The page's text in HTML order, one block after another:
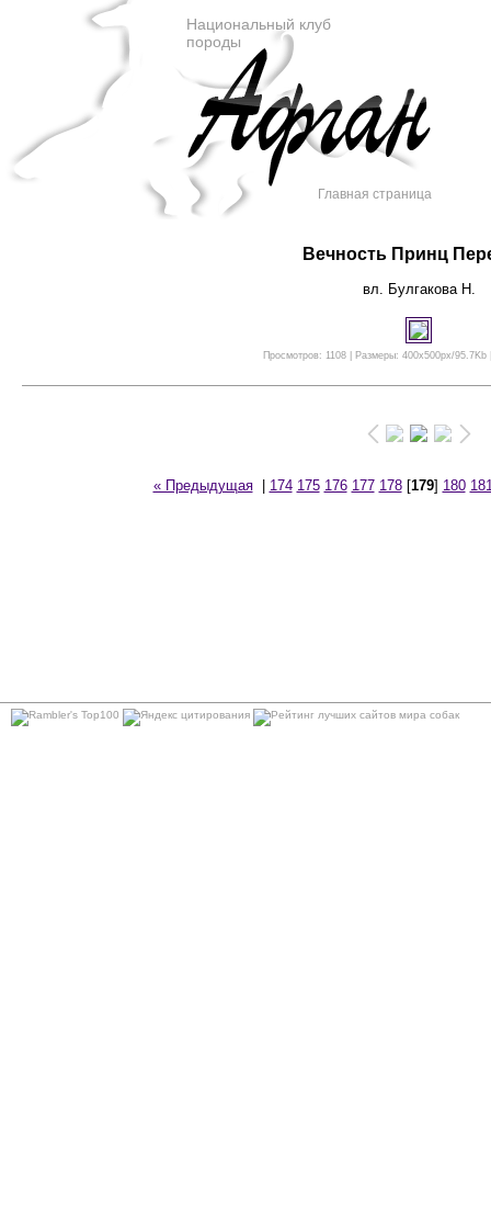
Национальный клуб
породы
Главная страница
Вечность Принц
вл. Булгакова Н.
Просмотров: 1108 | Размеры: 400x500px/95.7Kb
« Предыдущая| 174 175 176 177 178[179] 180